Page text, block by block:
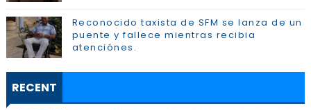
Reconocido taxista de SFM se lanza de un
puente y fallece mientras recibia
atenciónes.
RECENT